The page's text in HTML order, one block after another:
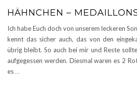
HÄHNCHEN –
Ich habe Euch doch von unserem leckeren
kennt das sicher auch, das von den
übrig bleibt. So auch bei mir und Reste
aufgegessen werden. Diesmal waren es 2
es…